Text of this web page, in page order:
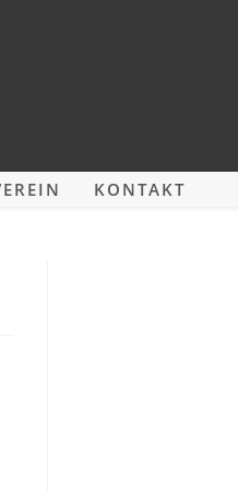
KONTAKT